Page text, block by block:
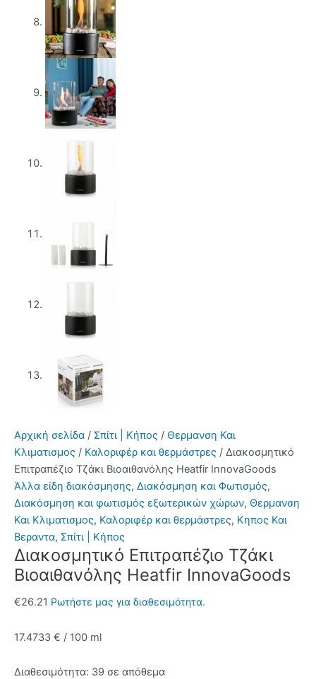
Αρχική σελίδα / Σπίτι | Κήπος / Θερμανση Και
Κλιματισμος / Καλοριφέρ και θερμάστρες / Διακοσμητικό
Επιτραπέζιο Τζάκι Βιοαιθανόλης Heatfir InnovaGoods
Άλλα είδη διακόσμησης, Διακόσμηση και Φωτισμός,
Διακόσμηση και φωτισμός εξωτερικών χώρων, Θερμανση
Και Κλιματισμος, Καλοριφέρ και θερμάστρες, Κηπος Και
Βεραντα, Σπίτι | Κήπος
Διακοσμητικό Επιτραπέζιο Τζάκι
Βιοαιθανόλης Heatfir InnovaGoods
€26.21 Ρωτήστε μας για διαθεσιμότητα.
17.4733 € / 100 ml
Διαθεσιμότητα: 39 σε απόθεμα